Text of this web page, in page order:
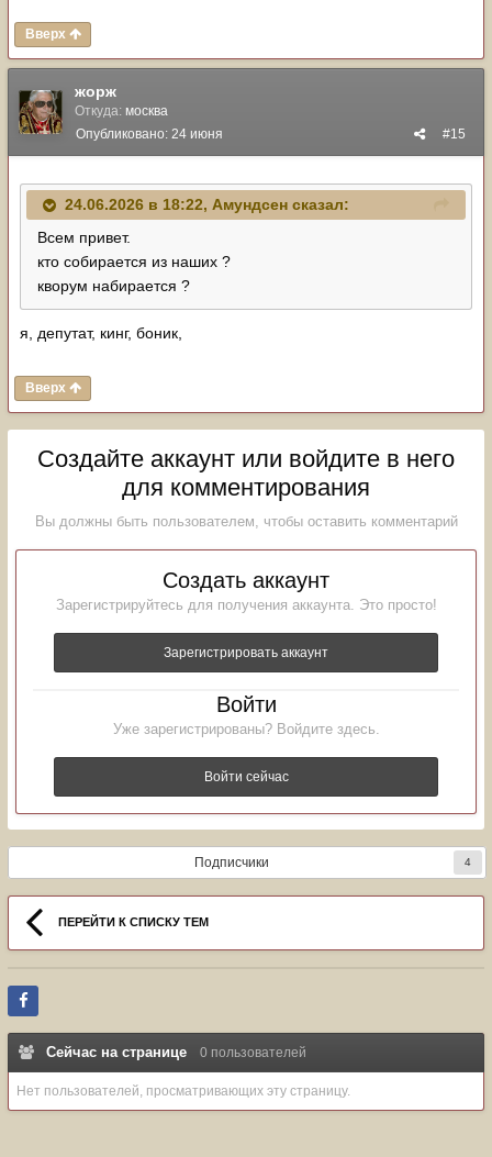
Вверх
жорж
Откуда: москва
#15
Опубликовано: 24 июня
24.06.2026 в 18:22, Амундсен сказал:
Всем привет.
кто собирается из наших ?
кворум набирается ?
я, депутат, кинг, боник,
Вверх
Создайте аккаунт или войдите в него
для комментирования
Вы должны быть пользователем, чтобы оставить комментарий
Создать аккаунт
Зарегистрируйтесь для получения аккаунта. Это просто!
Зарегистрировать аккаунт
Войти
Уже зарегистрированы? Войдите здесь.
Войти сейчас
Подписчики 4
ПЕРЕЙТИ К СПИСКУ ТЕМ
Сейчас на странице 0 пользователей
Нет пользователей, просматривающих эту страницу.